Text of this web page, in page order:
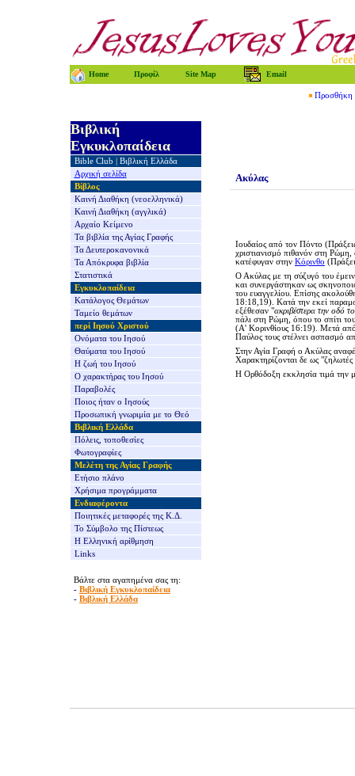
Home Προφίλ Site Map Email
Προσθήκη
Βιβλική
Εγκυκλοπαίδεια
Bible Club
Βιβλική Ελλάδα
Αρχική σελίδα
Βίβλος
Καινή Διαθήκη (νεοελληνικά)
Καινή Διαθήκη (αγγλικά)
Αρχαίο Κείμενο
Τα βιβλία τηςΑγίας Γραφής
Τα Δευτεροκανονικά
Τα Απόκρυφα βιβλία
Στατιστικά
Εγκυκλοπαίδεια
Κατάλογος Θεμάτων
Ταμείο θεμάτων
περί Ιησού Χριστού
Ονόματα του Ιησού
Θαύματα του Ιησού
Η ζωή του Ιησού
Ο χαρακτήρας του Ιησού
Παραβολές
Ποιος ήταν ο Ιησούς
Προσωπική γνωριμία με το Θεό
Βιβλική Ελλάδα
Πόλεις, τοποθεσίες
Φωτογραφίες
Μελέτη της Αγίας Γραφής
Ετήσιο πλάνο
Χρήσιμα προγράμματα
Ενδιαφέροντα
Ποιητικές μεταφορές της Κ.Δ.
Το Σύμβολο της Πίστεως
Η Ελληνική αρίθμηση
Links
Βάλτε στα αγαπημένα σας τη:
- Βιβλική Εγκυκλοπαίδεια
- Βιβλική Ελλάδα
Ακύλας
Ιουδαίος από τον Πόντο
χριστιανισμό πιθανόν στη
κατέφυγαν στην Κόρινθο
Ο Ακύλας με τη σύζυγό του
και συνεργάστηκαν ως
του ευαγγελίου. Επίσης
18:18,19). Κατά την εκεί
εξέθεσαν "ακριβέστερα την οδό
πάλι στη Ρώμη, όπου το σπίτι
(Α' Κορινθίους 16:19). Μετά
Παύλος τους στέλνει ασπασμό
Στην Αγία Γραφή ο Ακύλας
Χαρακτηρίζονται δε ως
Η Ορθόδοξη εκκλησία τιμά την